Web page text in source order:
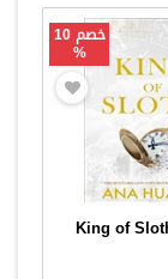
خصم 10
%
King of